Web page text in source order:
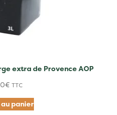
extra de Provence AOP
€ TTC
panier